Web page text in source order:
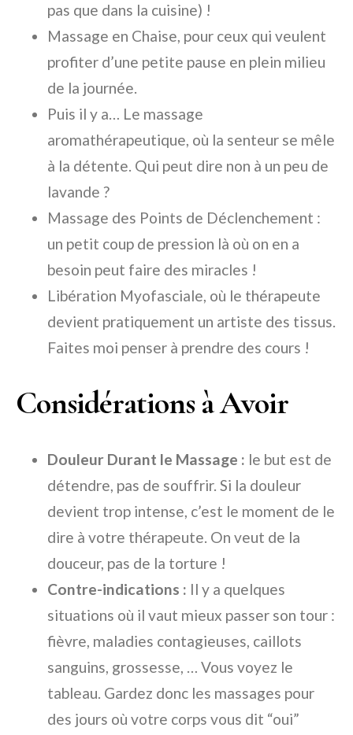
pas que dans la cuisine) !
Massage en Chaise, pour ceux qui veulent
profiter d’une petite pause en plein milieu
de la journée.
Puis il y a… Le massage
aromathérapeutique, où la senteur se mêle
à la détente. Qui peut dire non à un peu de
lavande ?
Massage des Points de Déclenchement :
un petit coup de pression là où on en a
besoin peut faire des miracles !
Libération Myofasciale, où le thérapeute
devient pratiquement un artiste des tissus.
Faites moi penser à prendre des cours !
Considérations à Avoir
Douleur Durant le Massage : le but est de
détendre, pas de souffrir. Si la douleur
devient trop intense, c’est le moment de le
dire à votre thérapeute. On veut de la
douceur, pas de la torture !
Contre-indications : Il y a quelques
situations où il vaut mieux passer son tour :
fièvre, maladies contagieuses, caillots
sanguins, grossesse, … Vous voyez le
tableau. Gardez donc les massages pour
des jours où votre corps vous dit “oui”